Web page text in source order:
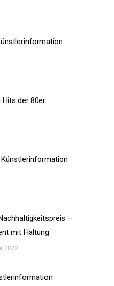
Hits der 80er
Künstlerinformation
–
mit Haltung
2022